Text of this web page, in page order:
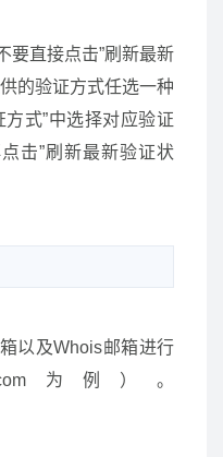
要直接点击”刷新最新
的验证方式任选一种
式”中选择对应验证
击”刷新最新验证状
以及Whois邮箱进行
为例）。